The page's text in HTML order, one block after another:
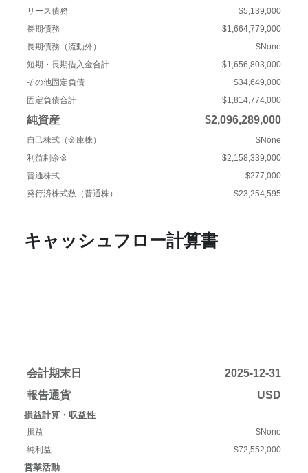
リース債務
$5,139,000
長期債務
$1,664,779,000
長期債務（流動外）
$None
短期・長期借入金合計
$1,656,803,000
その他固定負債
$34,649,000
固定負債合計
$1,814,774,000
純資産 $2,096,289,000
自己株式（金庫株）
$None
利益剰余金
$2,158,339,000
普通株式
$277,000
発行済株式数（普通株）
$23,254,595
キャッシュフロー計算書
会計期末日
2025-12-31
報告通貨
USD
損益計算・収益性
損益
$None
純利益
$72,552,000
営業活動